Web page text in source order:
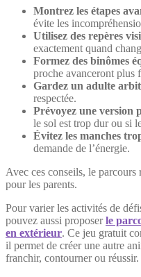
Montrez les étapes
évite les
Utilisez des repères
exactement quand
Formez des binômes
proche avanceront plus
Gardez un adulte
respectée.
Prévoyez une version
le sol est trop dur ou si
Évitez les manches
demande de l’énergie.
Avec ces conseils, le parcours
pour les parents.
Pour varier les activités de
pouvez aussi proposerle
en extérieur. Ce jeu gratuit
il permet de créer une autre
franchir, contourner ou réussir.